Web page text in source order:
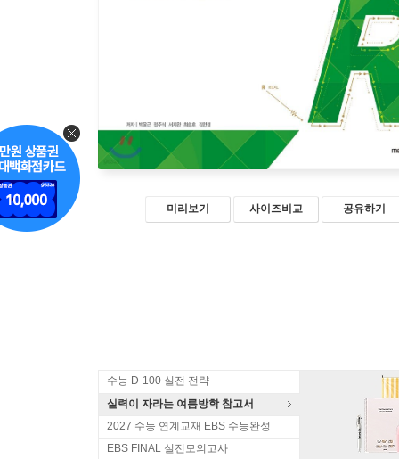
미리보기 사이즈비교 공유하기
수능 D-100 실전 전략
실력이 자라는 여름방학 참고서
2027 수능 연계교재 EBS 수능완성
EBS FINAL 실전모의고사